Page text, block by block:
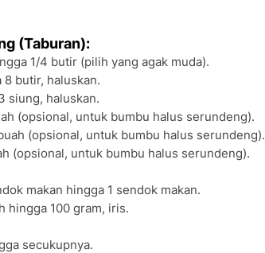
(Taburan):
1/4 butir (pilih yang agak muda).
8 butir, haluskan.
siung, haluskan.
(opsional, untuk bumbu halus serundeng).
(opsional, untuk bumbu halus serundeng).
(opsional, untuk bumbu halus serundeng).
makan hingga 1 sendok makan.
hingga 100 gram, iris.
secukupnya.